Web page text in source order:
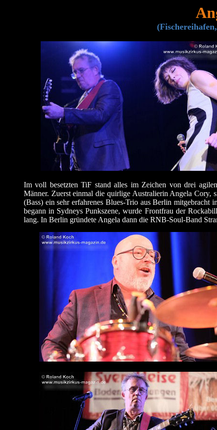
Im voll besetzten TiF stand alles im Zeichen von drei
Männer. Zuerst einmal die quirlige Australierin Angela Cory,
(Bass) ein sehr erfahrenes Blues-Trio aus Berlin mitgebracht
begann in Sydneys Punkszene, wurde Frontfrau der
lang. In Berlin gründete Angela dann die RNB-Soul-Band